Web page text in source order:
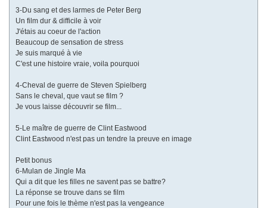
3-Du sang et des larmes de Peter Berg
Un film dur & difficile à voir
J'étais au coeur de l'action
Beaucoup de sensation de stress
Je suis marqué à vie
C'est une histoire vraie, voila pourquoi
4-Cheval de guerre de Steven Spielberg
Sans le cheval, que vaut se film ?
Je vous laisse découvrir se film...
5-Le maître de guerre de Clint Eastwood
Clint Eastwood n'est pas un tendre la preuve en image
Petit bonus
6-Mulan de Jingle Ma
Qui a dit que les filles ne savent pas se battre?
La réponse se trouve dans se film
Pour une fois le thème n'est pas la vengeance